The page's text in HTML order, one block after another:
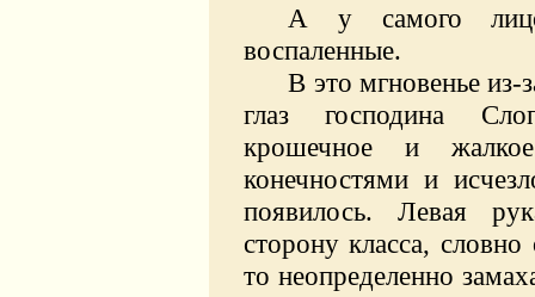
А у самого
воспаленные.
В это мгновенье из-
глаз господина
крошечное и
конечностями и
появилось. Левая
сторону класса,
то неопределенно